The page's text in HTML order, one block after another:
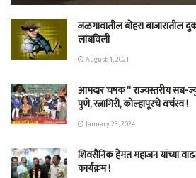
जळगावातील बोहरा बाजारातील
लांबविली
August 4, 2021
आमदार चषक “ राज्यस्तरीय सब-
पुणे, रत्नागिरी, कोल्हापूरचे वर्चस्व !
January 23, 2024
शिवसैनिक हेमंत महाजन यांच्या
कार्यक्रम !